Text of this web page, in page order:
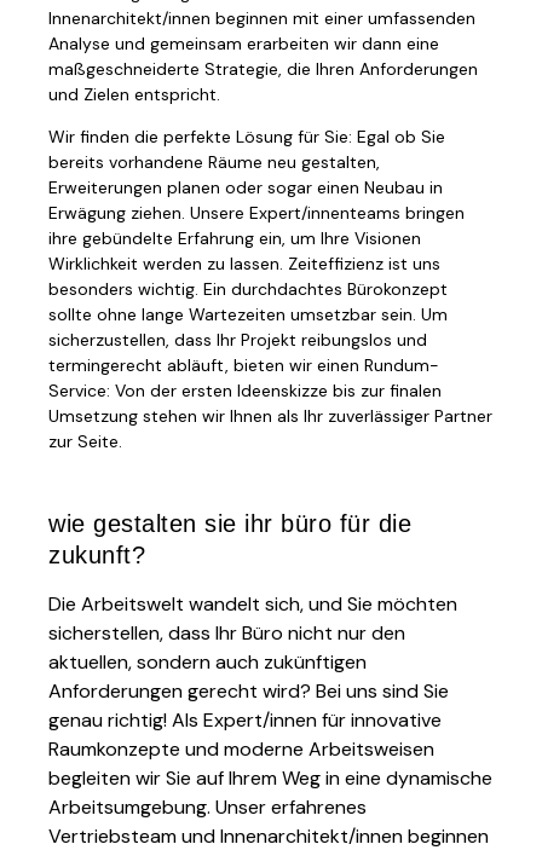
Innenarchitekt/innen beginnen mit einer umfassenden
Analyse und gemeinsam erarbeiten wir dann eine
maßgeschneiderte Strategie, die Ihren Anforderungen
und Zielen entspricht.
Wir finden die perfekte Lösung für Sie: Egal ob Sie
bereits vorhandene Räume neu gestalten,
Erweiterungen planen oder sogar einen Neubau in
Erwägung ziehen. Unsere Expert/innenteams bringen
ihre gebündelte Erfahrung ein, um Ihre Visionen
Wirklichkeit werden zu lassen. Zeiteffizienz ist uns
besonders wichtig. Ein durchdachtes Bürokonzept
sollte ohne lange Wartezeiten umsetzbar sein. Um
sicherzustellen, dass Ihr Projekt reibungslos und
termingerecht abläuft, bieten wir einen Rundum-
Service: Von der ersten Ideenskizze bis zur finalen
Umsetzung stehen wir Ihnen als Ihr zuverlässiger Partner
zur Seite.
wie gestalten sie ihr büro für die
zukunft?
Die Arbeitswelt wandelt sich, und Sie möchten
sicherstellen, dass Ihr Büro nicht nur den
aktuellen, sondern auch zukünftigen
Anforderungen gerecht wird? Bei uns sind Sie
genau richtig! Als Expert/innen für innovative
Raumkonzepte und moderne Arbeitsweisen
begleiten wir Sie auf Ihrem Weg in eine dynamische
Arbeitsumgebung. Unser erfahrenes
Vertriebsteam und Innenarchitekt/innen beginnen